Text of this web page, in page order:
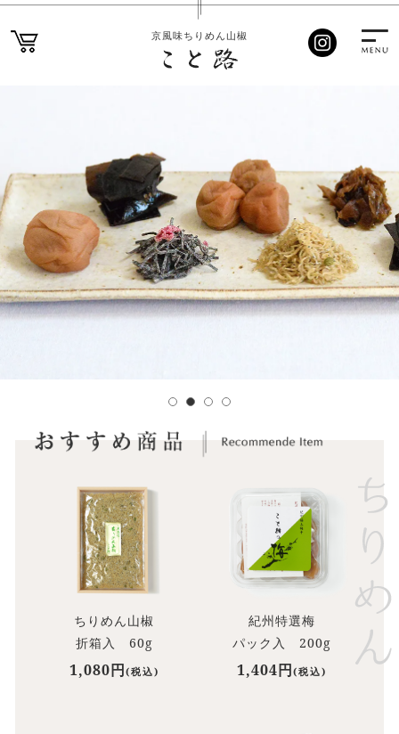
京風味ちりめん山椒
ちりめん山椒
折箱入 60g
1,080円(税込)
紀州特選梅
パック入 200g
1,404円(税込)